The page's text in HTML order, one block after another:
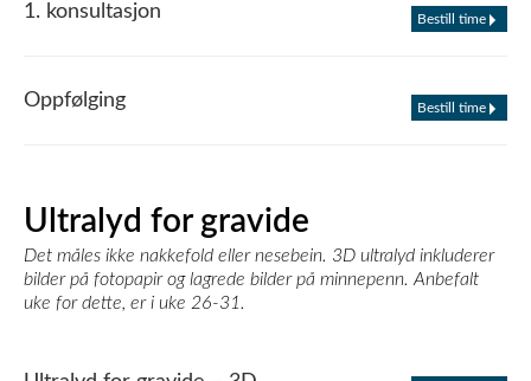
1. konsultasjon Bestill time
Oppfølging Bestill time
Ultralyd for gravide
Det måles ikke nakkefold eller nesebein. 3D ultralyd inkluderer
bilder på fotopapir og lagrede bilder på minnepenn. Anbefalt
uke for dette, er i uke 26-31.